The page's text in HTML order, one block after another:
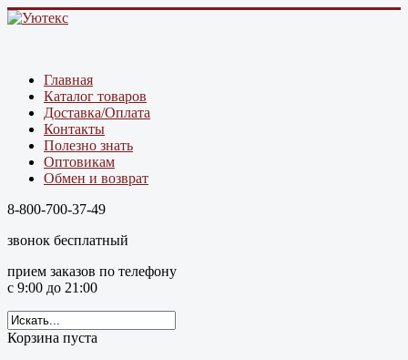
Главная
Каталог товаров
Доставка/Оплата
Контакты
Полезно знать
Оптовикам
Обмен и возврат
8-800-700-37-49
звонок бесплатный
прием заказов по телефону
с 9:00 до 21:00
Корзина пуста